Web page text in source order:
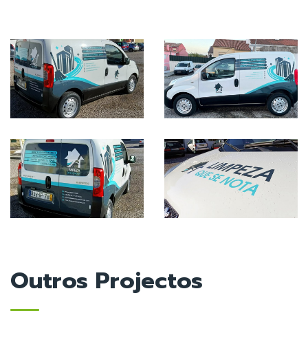
Outros Projectos